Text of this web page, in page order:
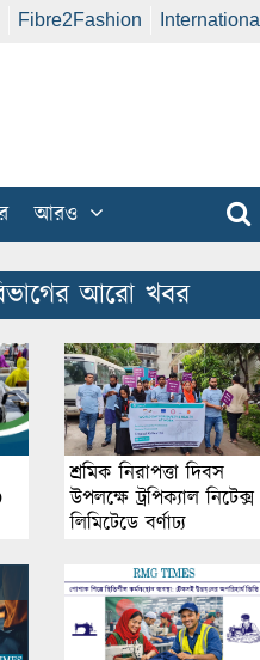
Fibre2Fashion International
আরও
আরো খবর
শ্রমিক নিরাপত্তা দিবস
উপলক্ষে ট্রপিক্যাল নিটেক্স
লিমিটেডে বর্ণাঢ্য